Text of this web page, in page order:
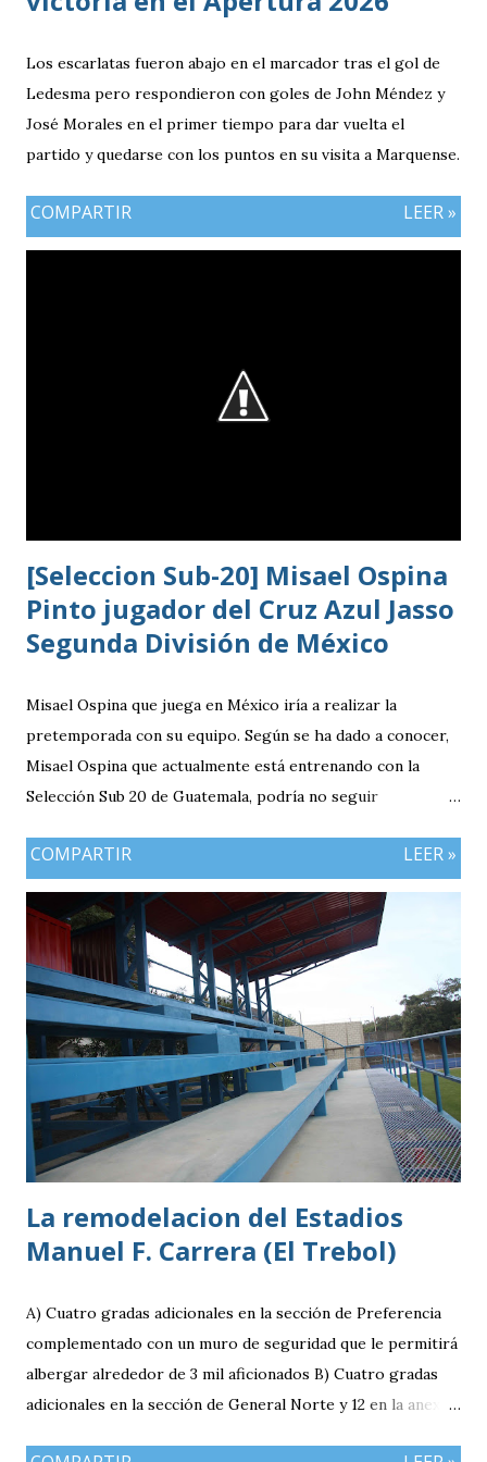
Los escarlatas fueron abajo en el marcador tras el gol de
Ledesma pero respondieron con goles de John Méndez y
José Morales en el primer tiempo para dar vuelta el
partido y quedarse con los puntos en su visita a Marquense.
COMPARTIR LEER »
[Seleccion Sub-20] Misael Ospina
Pinto jugador del Cruz Azul Jasso
Segunda División de México
Misael Ospina que juega en México iría a realizar la
pretemporada con su equipo. Según se ha dado a conocer,
Misael Ospina que actualmente está entrenando con la
Selección Sub 20 de Guatemala, podría no seguir
Cruz Azul de México iniciará a realizar su pretemporada.
Bio Ospina, de madre guatemalteca y padre colombiano,
vivía en Estados Unidos antes de ir a ser una prueba a la
filial del Cruz Azul de México, club al que se vinculó tras
destacar en una gira en Europa. Misael Ospina Pinto Lugar
y fecha de nacimiento: Barberena, Santa Rosa, 29 de julio
1996 Posición: Volante por derecha Peso: 143 libras
Estatura: 1.75 metros Equipo: Cruz Azul de Segunda
División de México Estudios: Quinto bachillerato en México
via. luchosolares.blogspot.com
COMPARTIR LEER »
La remodelacion del Estadios
Manuel F. Carrera (El Trebol)
A) Cuatro gradas adicionales en la sección de Preferencia
complementado con un muro de seguridad que le permitirá
albergar alrededor de 3 mil aficionados B) Cuatro gradas
adicionales en la sección de General Norte y 12 en la anexa